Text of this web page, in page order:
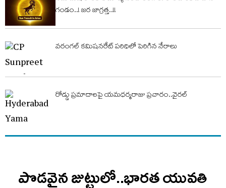
గండం..! జ‌ర జాగ్ర‌త్త‌..!!
వరంగల్ కమిషనరేట్ పరిధిలో పెరిగిన నేరాలు
రోడ్డు ప్రమాదాలపై యమధర్మరాజు ప్రచారం..వైరల్
పొడవైన జుట్టులో..భారత యువతి